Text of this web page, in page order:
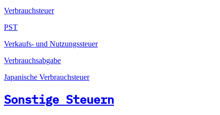
Verbrauchsteuer
PST
Verkaufs- und Nutzungssteuer
Verbrauchsabgabe
Japanische Verbrauchsteuer
Sonstige Steuern